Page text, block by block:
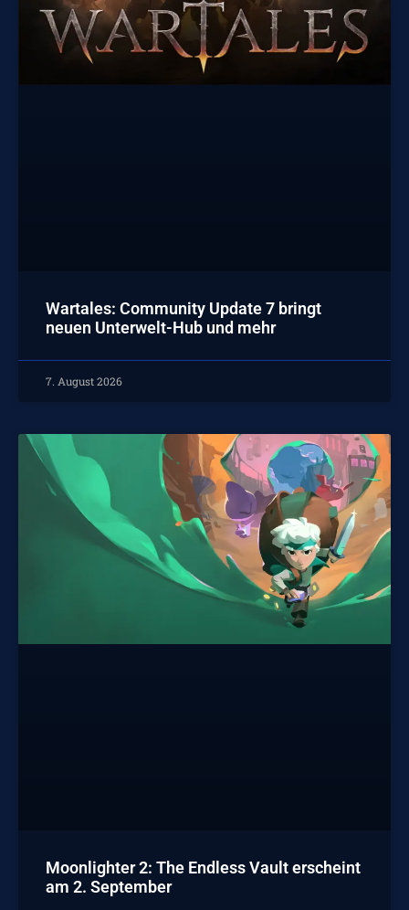
Wartales: Community Update 7 bringt
neuen Unterwelt-Hub und mehr
7. August 2026
Moonlighter 2: The Endless Vault erscheint
am 2. September